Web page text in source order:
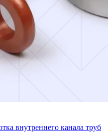
внутреннего канала труб